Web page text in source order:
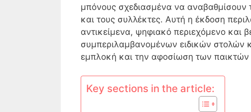
μπόνους σχεδιασμένα να αναβαθμίσουν
και τους συλλέκτες. Αυτή η έκδοση
αντικείμενα, ψηφιακό περιεχόμενο και
συμπεριλαμβανομένων ειδικών στολών
εμπλοκή και την αφοσίωση των
Key sections in the article: